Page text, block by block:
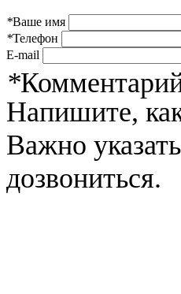
*Ваше имя
*Телефон
E-mail
*
Напишите,
Важно
дозвониться.